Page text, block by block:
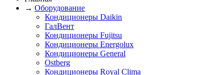
→ Оборудование
Кондиционеры Daikin
ГалВент
Кондиционеры Fujitsu
Кондиционеры Energolux
Кондиционеры General
Ostberg
Кондиционеры Royal Clima